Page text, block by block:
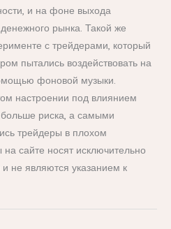
и на фоне выхода
рынка. Такой же
с трейдерами, который
пытались воздействовать на
фоновой музыки.
настроении под влиянием
риска, а самыми
трейдеры в плохом
сайте носят исключительно
не являются указанием к